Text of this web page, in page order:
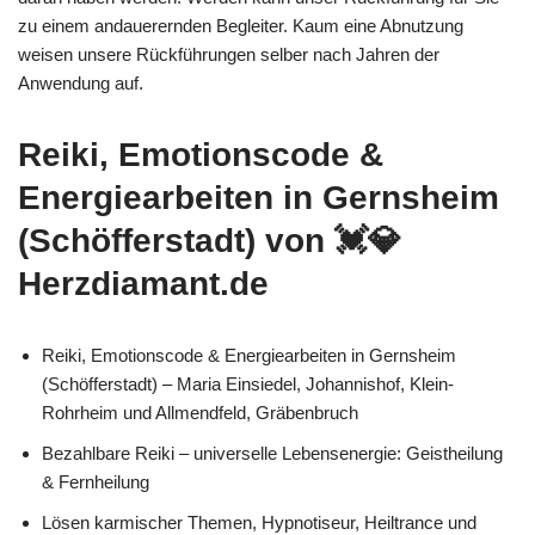
zu einem andauerernden Begleiter. Kaum eine Abnutzung
weisen unsere Rückführungen selber nach Jahren der
Anwendung auf.
Reiki, Emotionscode &
Energiearbeiten in Gernsheim
(Schöfferstadt) von 💓️💎
Herzdiamant.de
Reiki, Emotionscode & Energiearbeiten in Gernsheim
(Schöfferstadt) – Maria Einsiedel, Johannishof, Klein-
Rohrheim und Allmendfeld, Gräbenbruch
Bezahlbare Reiki – universelle Lebensenergie: Geistheilung
& Fernheilung
Lösen karmischer Themen, Hypnotiseur, Heiltrance und